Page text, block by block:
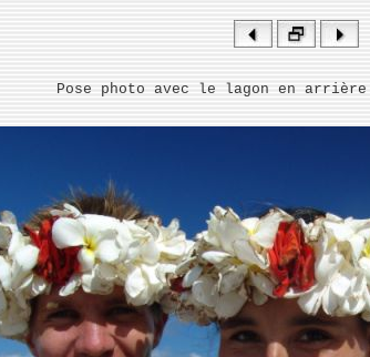
Pose photo avec le lagon en